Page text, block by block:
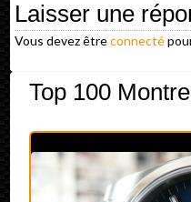
Laisser une
Vous devez êtreconnecté
Top 100